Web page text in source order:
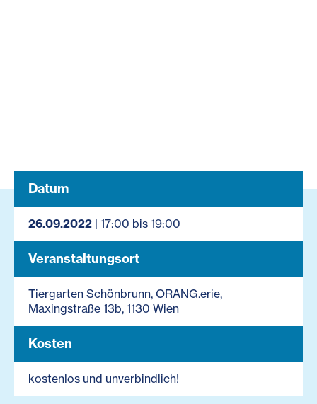
Datum
26.09.2022 | 17:00 bis 19:00
Veranstaltungsort
Tiergarten Schönbrunn, ORANG.erie,
Maxingstraße 13b, 1130 Wien
Kosten
kostenlos und unverbindlich!